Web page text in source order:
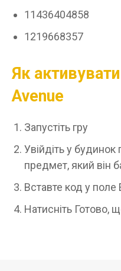
11436404858
1219668357
Як
Avenue
Запустіть гру
Увійдіть у будинок
предмет, який він
Вставте код у поле
Натисніть Готово,